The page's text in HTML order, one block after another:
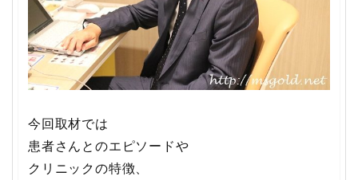
今回取材では
患者さんとのエピソードや
クリニックの特徴、